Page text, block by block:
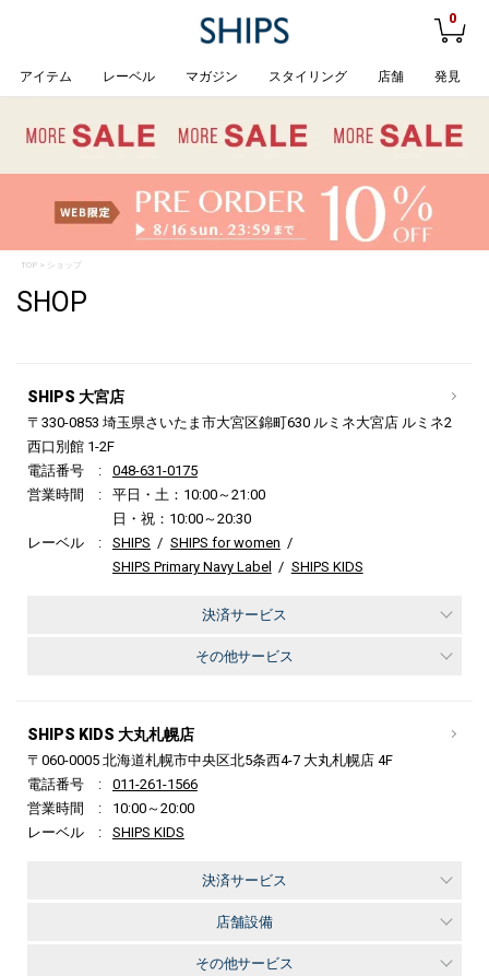
0
アイテム レーベル マガジン スタイリング 店舗 発見
TOP> ショップ
SHOP
SHIPS 大宮店
〒330-0853 埼玉県さいたま市大宮区錦町630 ルミネ大宮店 ルミネ2
西口別館 1-2F
電話番号
048-631-0175
営業時間
平日・土：10:00～21:00
日・祝：10:00～20:30
レーベル
SHIPS
SHIPS for women
SHIPS Primary Navy Label
SHIPS KIDS
決済サービス
その他サービス
SHIPS KIDS 大丸札幌店
〒060-0005 北海道札幌市中央区北5条西4-7 大丸札幌店 4F
電話番号
011-261-1566
営業時間
10:00～20:00
レーベル
SHIPS KIDS
決済サービス
店舗設備
その他サービス